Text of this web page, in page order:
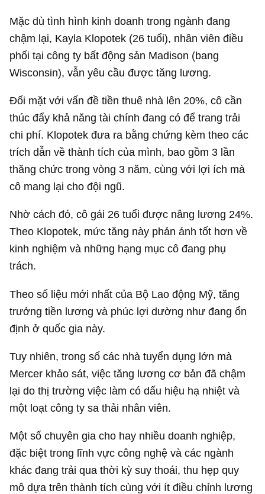
Mặc dù tình hình kinh doanh trong ngành đang
chậm lại, Kayla Klopotek (26 tuổi), nhân viên điều
phối tại công ty bất động sản Madison (bang
Wisconsin), vẫn yêu cầu được tăng lương.
Đối mặt với vấn đề tiền thuê nhà lên 20%, cô cần
thúc đẩy khả năng tài chính đang có để trang trải
chi phí. Klopotek đưa ra bằng chứng kèm theo các
trích dẫn về thành tích của mình, bao gồm 3 lần
thăng chức trong vòng 3 năm, cùng với lợi ích mà
cô mang lại cho đội ngũ.
Nhờ cách đó, cô gái 26 tuổi được nâng lương 24%.
Theo Klopotek, mức tăng này phản ánh tốt hơn về
kinh nghiệm và những hạng mục cô đang phụ
trách.
Theo số liệu mới nhất của Bộ Lao động Mỹ, tăng
trưởng tiền lương và phúc lợi dường như đang ổn
định ở quốc gia này.
Tuy nhiên, trong số các nhà tuyển dụng lớn mà
Mercer khảo sát, việc tăng lương cơ bản đã chậm
lại do thị trường việc làm có dấu hiệu hạ nhiệt và
một loạt công ty sa thải nhân viên.
Một số chuyên gia cho hay nhiều doanh nghiệp,
đặc biệt trong lĩnh vực công nghệ và các ngành
khác đang trải qua thời kỳ suy thoái, thu hẹp quy
mô dựa trên thành tích cùng với ít điều chỉnh lương